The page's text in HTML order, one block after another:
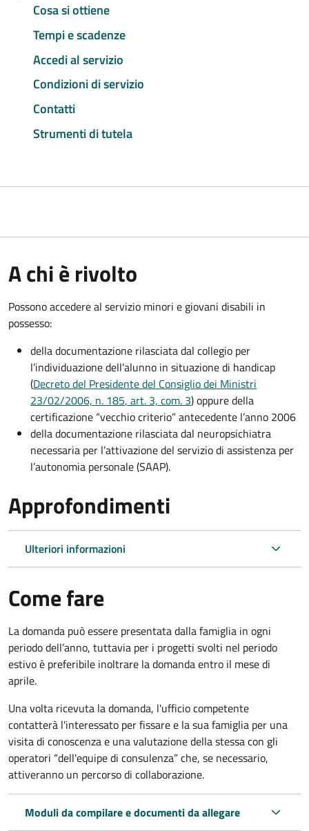
Cosa si ottiene
Tempi e scadenze
Accedi al servizio
Condizioni di servizio
Contatti
Strumenti di tutela
A chi è rivolto
Possono accedere al servizio minori e giovani disabili in
possesso:
della documentazione rilasciata dal collegio per
l’individuazione dell’alunno in situazione di handicap
(Decreto del Presidente del Consiglio dei Ministri
23/02/2006, n. 185, art. 3, com. 3) oppure della
certificazione “vecchio criterio” antecedente l’anno 2006
della documentazione rilasciata dal neuropsichiatra
necessaria per l’attivazione del servizio di assistenza per
l’autonomia personale (SAAP).
Approfondimenti
Ulteriori informazioni
Come fare
La domanda può essere presentata dalla famiglia in ogni
periodo dell’anno, tuttavia per i progetti svolti nel periodo
estivo è preferibile inoltrare la domanda entro il mese di
aprile.
Una volta ricevuta la domanda, l'ufficio competente
contatterà l'interessato per fissare e la sua famiglia per una
visita di conoscenza e una valutazione della stessa con gli
operatori “dell'equipe di consulenza” che, se necessario,
attiveranno un percorso di collaborazione.
Moduli da compilare e documenti da allegare